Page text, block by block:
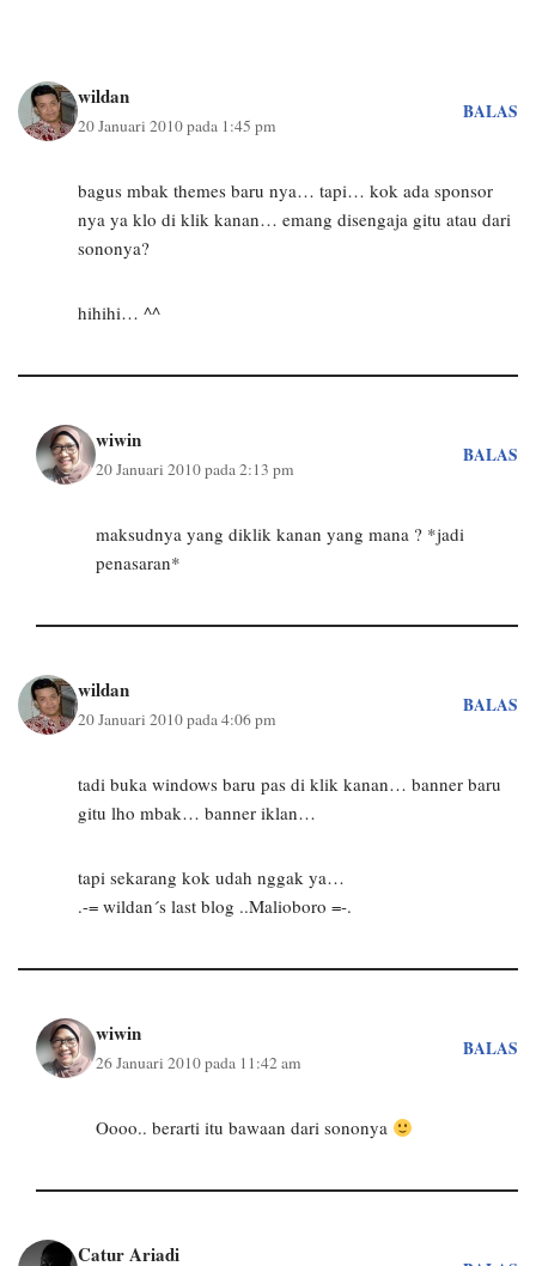
wildan
20 Januari 2010 pada 1:45 pm
BALAS
bagus mbak themes baru nya… tapi… kok ada sponsor
nya ya klo di klik kanan… emang disengaja gitu atau dari
sononya?
hihihi… ^^
wiwin
20 Januari 2010 pada 2:13 pm
BALAS
maksudnya yang diklik kanan yang mana ? *jadi
penasaran*
wildan
20 Januari 2010 pada 4:06 pm
BALAS
tadi buka windows baru pas di klik kanan… banner baru
gitu lho mbak… banner iklan…
tapi sekarang kok udah nggak ya…
.-= wildan´s last blog ..Malioboro =-.
wiwin
26 Januari 2010 pada 11:42 am
BALAS
Oooo.. berarti itu bawaan dari sononya
Catur Ariadi